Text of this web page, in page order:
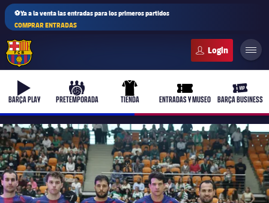
⚽Ya a la venta las entradas para los primeros partidos
COMPRAR ENTRADAS
b-play
BARÇA PLAY
culers-ball
PRETEMPORADA
uniform
TIENDA
ticket-full
ENTRADAS Y MUSEO
ticket-
BARÇA BUSINESS